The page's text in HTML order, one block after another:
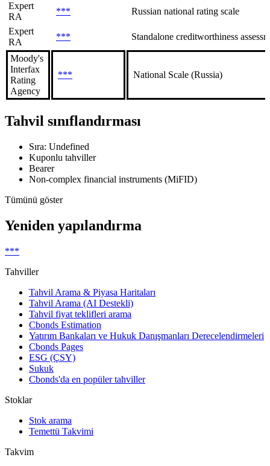
Expert
RA
***
Russian national rating scale
Expert
RA
*** Standalone creditworthiness
Moody's
Interfax
Rating
Agency
*** National Scale (Russia)
Tahvil sınıflandırması
Sıra: Undefined
Kuponlu tahviller
Bearer
Non-complex financial instruments (MiFID)
Tümünü göster
Yeniden yapılandırma
***
Tahviller
Tahvil Arama & Piyasa Haritaları
Tahvil Arama (AI Destekli)
Tahvil fiyat teklifleri arama
Cbonds Estimation
Yatırım Bankaları ve Hukuk Danışmanları Derecelendirmeleri
Cbonds Pages
ESG (ÇSY)
Sukuk
Cbonds'da en popüler tahviller
Stoklar
Stok arama
Temettü Takvimi
Takvim